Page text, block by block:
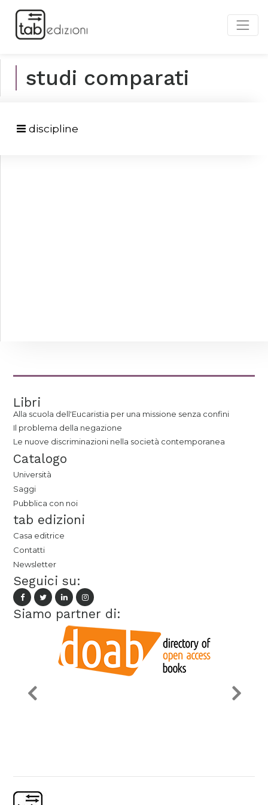
studi comparati
discipline
Libri
Alla scuola dell'Eucaristia per una missione senza confini
Il problema della negazione
Le nuove discriminazioni nella società contemporanea
Catalogo
Università
Saggi
Pubblica con noi
tab edizioni
Casa editrice
Contatti
Newsletter
Seguici su:
Siamo partner di: